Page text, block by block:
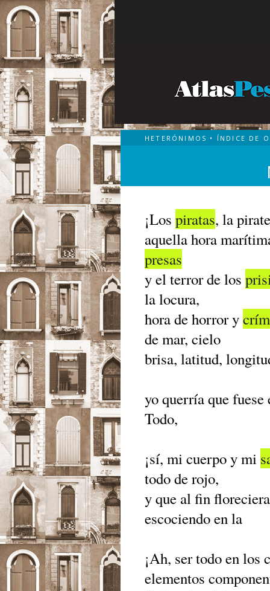
HETERÓNIMOS • ÍNDICE DE
¡Los piratas, la
aquella hora
presas
y el terror de los
la locura,
hora de horror y
de mar, cielo
brisa, latitud,
yo querría que
Todo,
¡sí, mi cuerpo y mi
todo de rojo,
y que al fin
escociendo en la
¡Ah, ser todo en los
elementos